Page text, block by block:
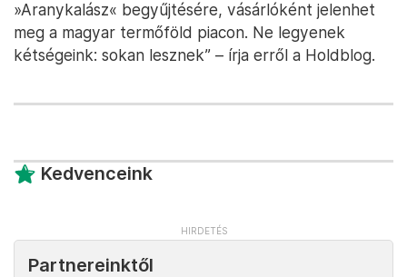
»Aranykalász« begyűjtésére, vásárlóként jelenhet
meg a magyar termőföld piacon. Ne legyenek
kétségeink: sokan lesznek” – írja erről a Holdblog.
Kedvenceink
Partnereinktől